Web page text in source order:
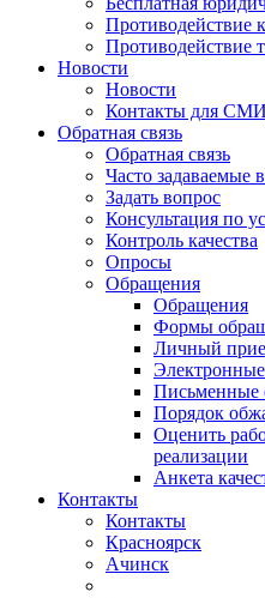
Противодействие
Противодействие
Новости
Новости
Контакты для СМИ
Обратная связь
Обратная связь
Часто задаваемые
Задать вопрос
Консультация по
Контроль качества
Опросы
Обращения
Обращения
Формы
Личный
Письменные
Порядок
Оценить
реализации
Анкета
Контакты
Контакты
Красноярск
Ачинск